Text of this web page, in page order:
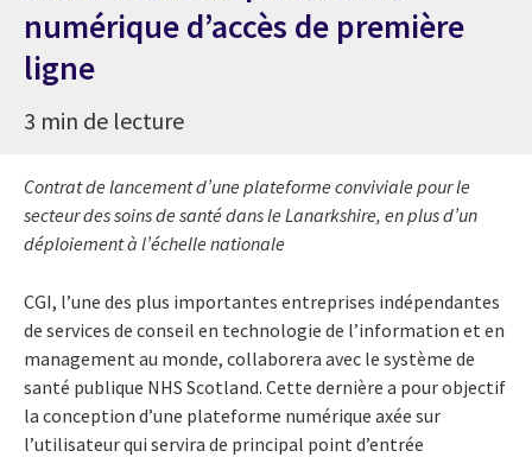
numérique d’accès de première
ligne
3 min de lecture
Contrat de lancement d’une plateforme conviviale pour le
secteur des soins de santé dans le Lanarkshire, en plus d’un
déploiement à l’échelle nationale
CGI, l’une des plus importantes entreprises indépendantes
de services de conseil en technologie de l’information et en
management au monde, collaborera avec le système de
santé publique NHS Scotland. Cette dernière a pour objectif
la conception d’une plateforme numérique axée sur
l’utilisateur qui servira de principal point d’entrée